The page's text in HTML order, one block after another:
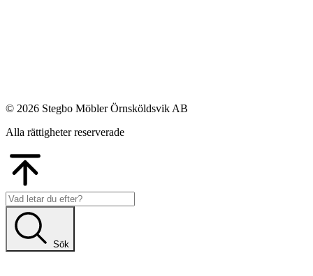
© 2026 Stegbo Möbler Örnsköldsvik AB
Alla rättigheter reserverade
Sök